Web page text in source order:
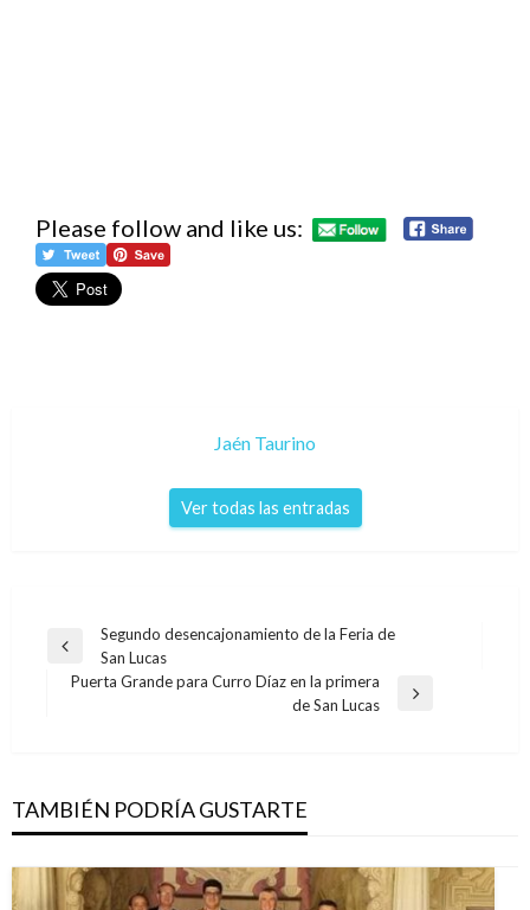
Please follow and like us:
Jaén Taurino
Ver todas las entradas
Navegación
de
Entrada
anterior
Segundo desencajonamiento de la Feria de
San Lucas
Puerta Grande para Curro Díaz en la primera
de San Lucas
TAMBIÉN PODRÍA GUSTARTE